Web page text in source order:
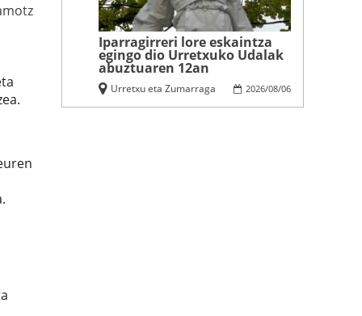
Iparragirreri lore eskaintza
egingo dio Urretxuko Udalak
abuztuaren 12an
2026/08/06
Urretxu eta Zumarraga